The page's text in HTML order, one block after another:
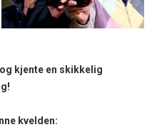
kjente en skikkelig
kvelden: